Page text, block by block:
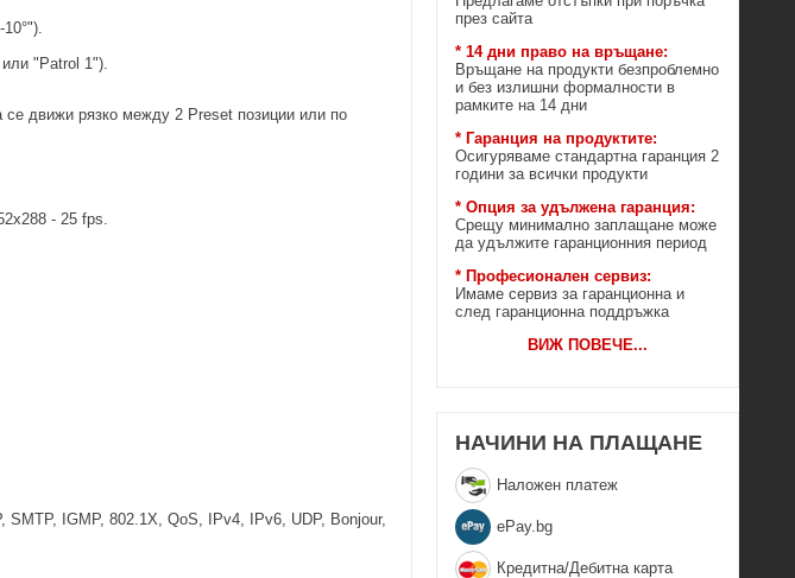
"Patrol 1").
се движи рязко между 2 Preset позиции или по
- 25 fps.
SMTP, IGMP, 802.1X, QoS, IPv4, IPv6, UDP, Bonjour,
през сайта
* 14 дни право на връщане:
Връщане на продукти безпроблемно
и без излишни формалности в
рамките на 14 дни
* Гаранция на продуктите:
Осигуряваме стандартна гаранция 2
години за всички продукти
* Опция за удължена гаранция:
Срещу минимално заплащане може
да удължите гаранционния период
* Професионален сервиз:
Имаме сервиз за гаранционна и
след гаранционна поддръжка
ВИЖ ПОВЕЧЕ...
НАЧИНИ НА ПЛАЩАНЕ
Наложен платеж
еPay.bg
Кредитна/Дебитна карта